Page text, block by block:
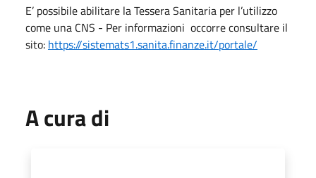
E’ possibile abilitare la Tessera Sanitaria per l’utilizzo
come una CNS - Per informazioni occorre consultare il
sito: https://sistemats1.sanita.finanze.it/portale/
A cura di